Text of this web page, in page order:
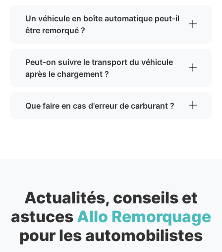
Un véhicule en boîte automatique peut-il
être remorqué ?
Peut-on suivre le transport du véhicule
après le chargement ?
Que faire en cas d'erreur de carburant ?
Actualités, conseils et
astuces Allo Remorquage
pour les automobilistes